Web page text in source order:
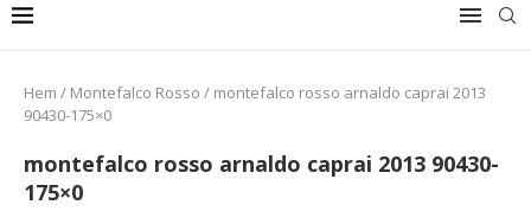
Hem / Montefalco Rosso / montefalco rosso arnaldo caprai 2013
90430-175×0
montefalco rosso arnaldo caprai 2013 90430-
175×0